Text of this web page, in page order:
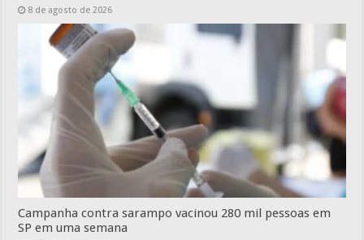
8 de agosto de 2026
Campanha contra sarampo vacinou 280 mil pessoas em
SP em uma semana